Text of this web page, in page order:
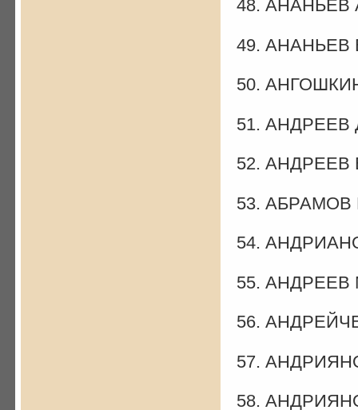
48. АНАНЬЕВ
49. АНАНЬЕВ
50.
51. АНДРЕЕВ
52. АНДРЕЕВ
53. АБРАМОВ
54.
55. АНДРЕЕВ
56.
57.
58.